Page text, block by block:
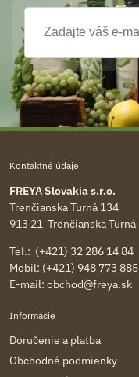
Kontaktné údaje
FREYA Slovakia s.r.o.
Trenčianska Turná 134
913 21 Trenčianska Turná
Tel.: (+421) 32 286 14 84
Mobil: (+421) 948 773 885
E-mail: obchod@freya.sk
Informácie
Doručenie a platba
Obchodné podmienky